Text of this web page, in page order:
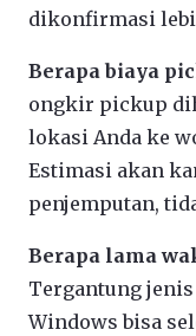
dikonfirmasi
Berapa biaya
ongkir pickup
lokasi Anda ke
Estimasi akan
penjemputan,
Berapa lama
Tergantung
Windows bisa